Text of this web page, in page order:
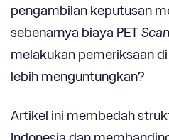
pengambilan keputusan
sebenarnya biaya PETScan
melakukan pemeriksaan
lebih menguntungkan?
Artikel ini membedah